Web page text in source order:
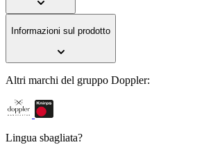
Informazioni sul prodotto
Altri marchi del gruppo Doppler:
Lingua sbagliata?